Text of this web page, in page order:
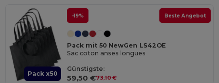
Pack x50
-19% Beste Angebot
Pack mit 50 NewGen LS42OE
Sac coton anses longues
Günstigste:
59,50 €73,10 €